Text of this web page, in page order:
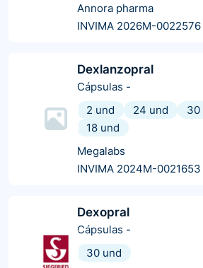
Annora pharma
INVIMA 2026M-0022576
Dexlanzopral
Cápsulas -
2 und
24 und 30
18 und
Megalabs
INVIMA 2024M-0021653
Dexopral
Cápsulas -
30 und